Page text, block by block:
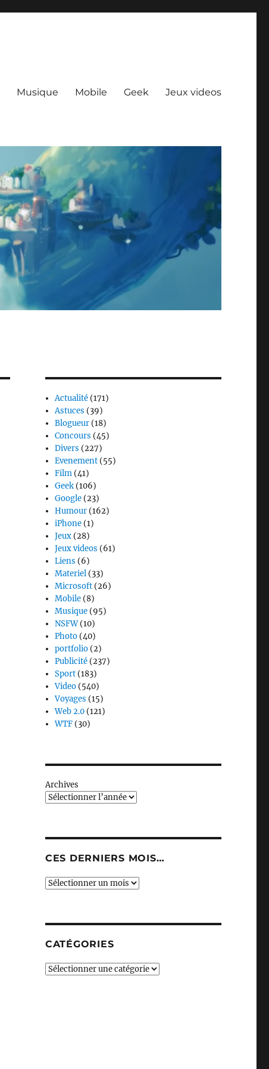
Musique Mobile Geek Jeux videos
Actualité (171)
Astuces (39)
Blogueur (18)
Concours (45)
Divers (227)
Evenement (55)
Film (41)
Geek (106)
Google (23)
Humour (162)
iPhone (1)
Jeux (28)
Jeux videos (61)
Liens (6)
Materiel (33)
Microsoft (26)
Mobile (8)
Musique (95)
NSFW(10)
Photo (40)
portfolio (2)
Publicité (237)
Sport (183)
Video (540)
Voyages (15)
Web 2.0 (121)
WTF (30)
Archives
CES DERNIERS MOIS…
Ces
CATÉGORIES
Catégories